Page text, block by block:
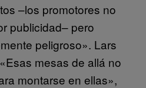
–los promotores no
publicidad– pero
peligroso». Lars
mesas de allá no
montarse en ellas»,